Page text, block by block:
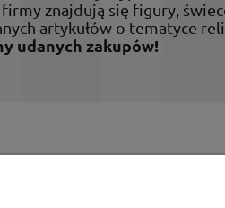
znajdują się figury,
artykułów o tematyce
udanych zakupów!
Dane